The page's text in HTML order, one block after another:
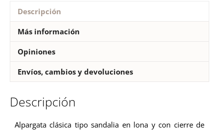
Descripción
Más información
Opiniones
Envíos, cambios y devoluciones
Descripción
Alpargata clásica tipo sandalia en lona y con cierre de